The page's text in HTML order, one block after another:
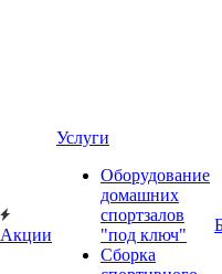
Акции
Услуги
Оборудование
домашних
спортзалов
"под ключ"
Сборка